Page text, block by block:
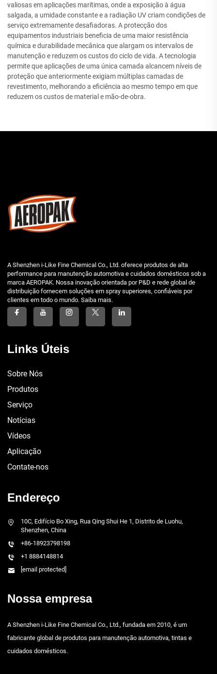
valiosas em aplicações marítimas, onde a exposição à água
salgada, a umidade constante e a radiação UV criam condições de
serviço extremamente desafiadoras. A protecção dos
equipamentos industriais beneficia de uma maior resistência
química e durabilidade mecânica que alargam os intervalos de
manutenção e reduzem os custos do ciclo de vida. A tecnologia
permite que aplicações de uma única camada alcancem níveis de
proteção que anteriormente exigiam múltiplas camadas de
revestimento, melhorando a eficiência ao mesmo tempo em que
reduzem os custos de material e mão-de-obra.
A Shenzhen i-Like Fine Chemical Co., Ltd. oferece produtos de alta
performance para manutenção automotiva e cuidados domésticos sob a
marca AEROPAK. Nossa inovação orientada por P&D e rede global de
distribuição fornecem soluções em spray superiores, confiáveis por
clientes em todo o mundo. Saiba mais.
Links Úteis
Sobre Nós
Produtos
Serviço
Notícias
Vídeos
Aplicação
Contate-nos
Endereço
10C, Edifício Bo Xing, Rua Qing Shui He 1, Distrito de Luohu,
Shenzhen, China
+86-18923798198
+1 8884148814
[email protected]
Nossa empresa
A Shenzhen i-Like Fine Chemical Co., Ltd., fundada em 2010, é um
fabricante global de produtos para manutenção automotiva, tintas e
cuidados domésticos.